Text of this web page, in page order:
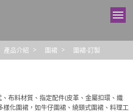
產品介紹 圍裙 圍裙-訂製
布料材質、指定配件(皮革、金屬扣環、織
樣化圍裙，如牛仔圍裙、繞頸式圍裙、料理工